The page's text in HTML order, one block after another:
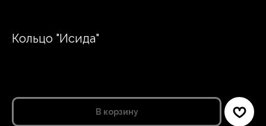
Кольцо "Исида"
В корзину